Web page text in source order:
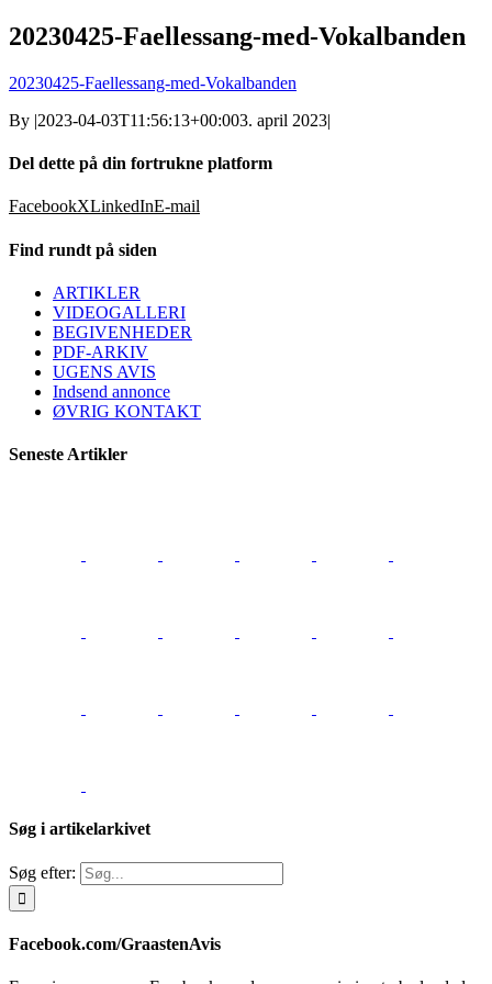
20230425-Faellessang-med-Vokalbanden
20230425-Faellessang-med-Vokalbanden
By |2023-04-03T11:56:13+00:003. april 2023|
Del dette på din fortrukne platform
FacebookXLinkedInE-mail
Find rundt på siden
ARTIKLER
VIDEOGALLERI
BEGIVENHEDER
PDF-ARKIV
UGENS AVIS
Indsend annonce
ØVRIG KONTAKT
Seneste Artikler
Søg i artikelarkivet
Søg efter:
Facebook.com/GraastenAvis